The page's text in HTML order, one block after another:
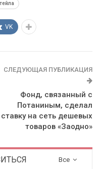
VK
СЛЕДУЮЩАЯ ПУБЛИКАЦИЯ
Фонд, связанный с
Потаниным, сделал
ставку на сеть дешевых
товаров «Заодно»
Все